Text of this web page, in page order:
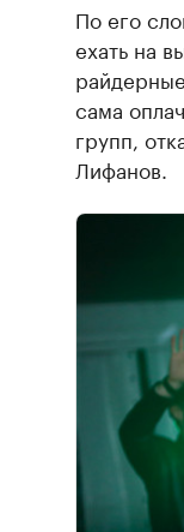
По его
ехать на
сама
групп,
Лифанов.